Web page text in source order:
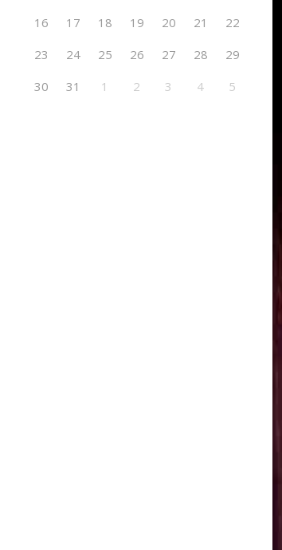
16
17 18 19 20 21
22
23
24 25 26 27 28
29
30
31 1 2 3 4 5